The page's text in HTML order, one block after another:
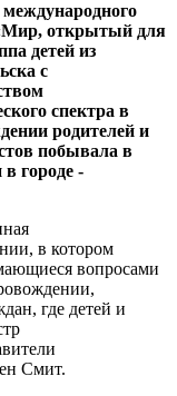
открытый для
детей из
с
спектра в
родителей и
побывала в
городе -
в котором
вопросами
где детей и
Смит.